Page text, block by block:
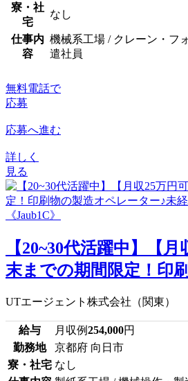
寮・社
宅
なし
仕事内
容
機械系工場 / クレーン・フ
遣社員
無料電話で
応募
応募へ進む
詳しく
見る
【20~30代活躍中】【月
末までの期間限定！印
UTエージェント株式会社（関東）
給与 月収例254,000円
勤務地
京都府 向日市
寮・社宅 なし